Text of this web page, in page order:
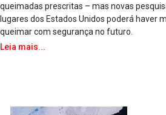
queimadas prescritas – mas novas
lugares dos Estados Unidos poderá haver
queimar com segurança no futuro.
Leia mais...